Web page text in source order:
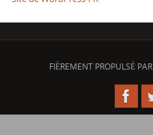
FIÈREMENT PROPULSÉ PAR